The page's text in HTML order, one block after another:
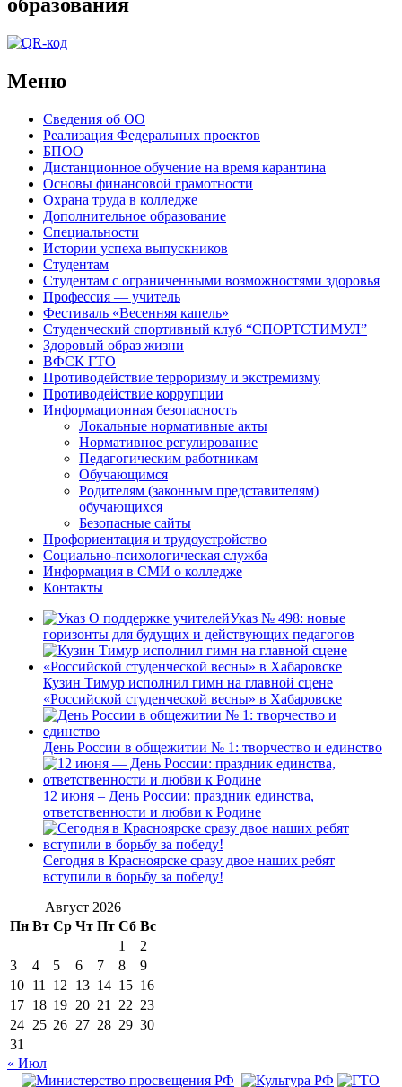
образования
Меню
Сведения об ОО
Реализация Федеральных проектов
БПОО
Дистанционное обучение на время карантина
Основы финансовой грамотности
Охрана труда в колледже
Дополнительное образование
Специальности
Истории успеха выпускников
Студентам
Студентам с ограниченными возможностями здоровья
Профессия — учитель
Фестиваль «Весенняя капель»
Студенческий спортивный клуб “СПОРТСТИМУЛ”
Здоровый образ жизни
ВФСК ГТО
Противодействие терроризму и экстремизму
Противодействие коррупции
Информационная безопасность
Локальные нормативные акты
Нормативное регулирование
Педагогическим работникам
Обучающимся
Родителям (законным представителям)
обучающихся
Безопасные сайты
Профориентация и трудоустройство
Социально-психологическая служба
Информация в СМИ о колледже
Контакты
Указ № 498: новые
горизонты для будущих и действующих педагогов
Кузин Тимур исполнил гимн на главной сцене
«Российской студенческой весны» в Хабаровске
День России в общежитии № 1: творчество и единство
12 июня – День России: праздник единства,
ответственности и любви к Родине
Сегодня в Красноярске сразу двое наших ребят
вступили в борьбу за победу!
Август 2026
Пн Вт Ср Чт Пт Сб Вс
1
2
3
4 5 6 7 8
9
10 11 12 13 14 15 16
17 18 19 20 21 22 23
24 25 26 27 28 29 30
31
« Июл